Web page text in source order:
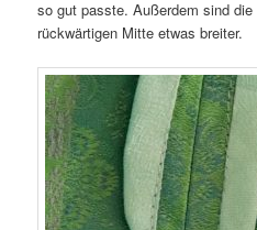
so gut passte. Außerdem sind die
rückwärtigen Mitte etwas breiter.